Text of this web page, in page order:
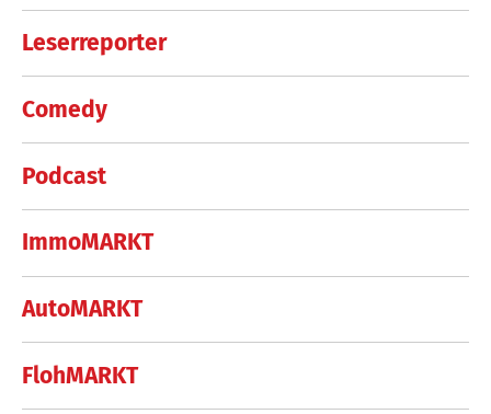
Leserreporter
Comedy
Podcast
ImmoMARKT
AutoMARKT
FlohMARKT